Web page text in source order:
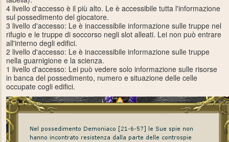
4 livello d'accesso è il più alto. Le è accessibile tutta l'informazione
sul possedimento del giocatore.
3 livello d'accesso: Le è inaccessibile informazione sulle truppe nel
rifugio e le truppe di soccorso negli slot alleati. Lei non può entrare
all'interno degli edifici.
2 livello d'accesso: Le è inaccessibile informazione sulle truppe
nella guarnigione e la scienza.
1 livello d'accesso: Lei può vedere solo informazione sulle risorse
in banca del possedimento, numero e situazione delle celle
occupate cogli edifici.